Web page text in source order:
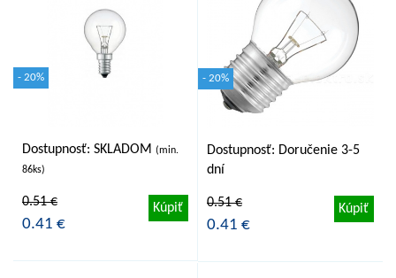
- 20%
Dostupnosť: SKLADOM (min.
86ks)
0.51 €
0.41 €
Kúpiť
- 20%
Dostupnosť: Doručenie 3-5
dní
0.51 €
0.41 €
Kúpiť